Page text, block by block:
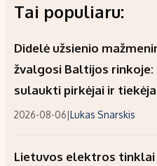
Tai populiaru:
Didelė užsienio
žvalgosi Baltijos
sulaukti pirkėjai ir
2026-08-06|Lukas Snarskis
Lietuvos elektros tinklai